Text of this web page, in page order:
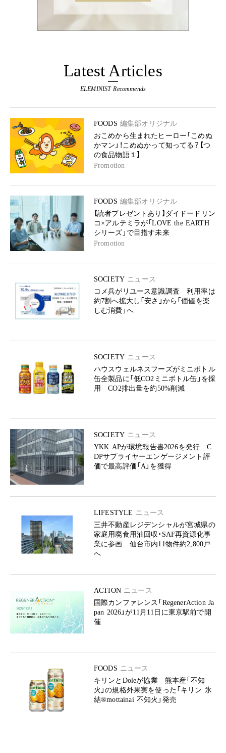
Latest Articles
ELEMINIST Recommends
FOODS 編集部オリジナル
おこめから生まれたヒーロー「こめぬ
かマン」！こめぬかって知ってる？【つ
の食品物語１】
Promotion
FOODS 編集部オリジナル
【読者プレゼントあり】ダイドードリン
コ×アルテミラが「LOVE the EARTH
シリーズ」で目指す未来
Promotion
SOCIETY ニュース
コメ兵がリユース意識調査 利用率は
約7割へ拡大し「安さ」から「価値を楽
しむ消費」へ
SOCIETY ニュース
ハウスウェルネスフーズがミニボトル
缶全製品に「低CO2ミニボトル缶」を採
用 CO2排出量を約50%削減
SOCIETY ニュース
YKK APが環境報告書2026を発行 C
DPサプライヤーエンゲージメント評
価で最高評価「A」を獲得
LIFESTYLE ニュース
三井不動産レジデンシャルが宮城県の
家庭用廃食用油回収・SAF再資源化事
業に参画 仙台市内11物件約2,800戸
へ
ACTION ニュース
国際カンファレンス「RegenerAction Ja
pan 2026」が11月11日に東京駅前で開
催
FOODS ニュース
キリンとDoleが協業 熊本産「不知
火」の規格外果実を使った「キリン 氷
結®mottainai 不知火」発売